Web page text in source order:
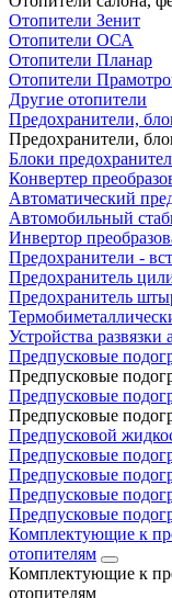
Отопители Зенит
Отопители ОСА
Отопители Планар
Отопители
Другие отопители
Предохранители,
Предохранители,
Блоки
Конвертер
Автоматический
Автомобильный
Инвертор
Предохранители -
Предохранитель
Предохранитель
Устройства развязки
Предпусковые
Предпусковые
Предпусковые
Предпусковые
Предпусковой
Предпусковые
Предпусковые
Предпусковые
Предпусковые
Комплектующие к
отопителям
Комплектующие к
отопителям